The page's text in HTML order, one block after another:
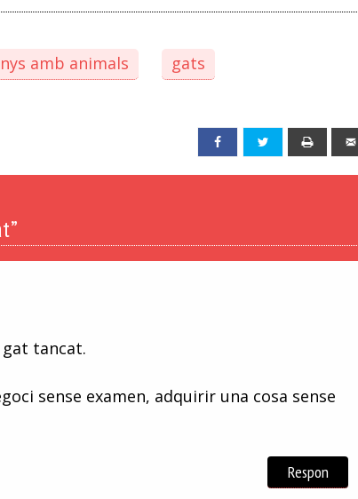
amb animals gats
Facebook Twitter
gat tancat.
sense examen, adquirir una cosa sense
Respon